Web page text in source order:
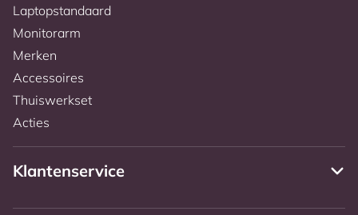
Laptopstandaard
Monitorarm
Merken
Accessoires
Thuiswerkset
Acties
Klantenservice